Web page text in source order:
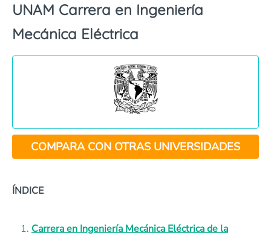
UNAM Carrera en Ingeniería
Mecánica Eléctrica
COMPARA CON OTRAS UNIVERSIDADES
ÍNDICE
Carrera en Ingeniería Mecánica Eléctrica de la